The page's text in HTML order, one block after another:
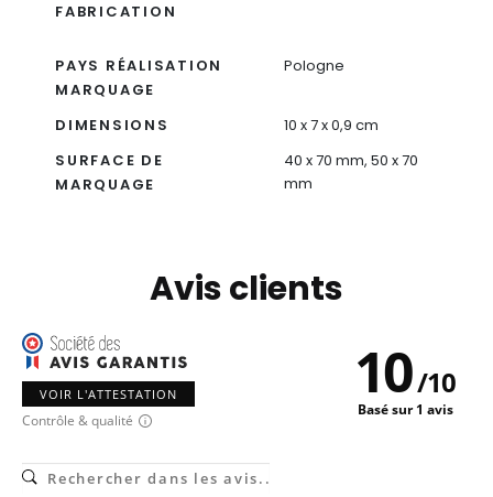
FABRICATION
PAYS RÉALISATION
MARQUAGE
Pologne
DIMENSIONS
10 x 7 x 0,9 cm
SURFACE DE
MARQUAGE
40 x 70 mm, 50 x 70
mm
Avis clients
VOIR L'ATTESTATION
Contrôle & qualité
10/10
Basé sur 1 avis